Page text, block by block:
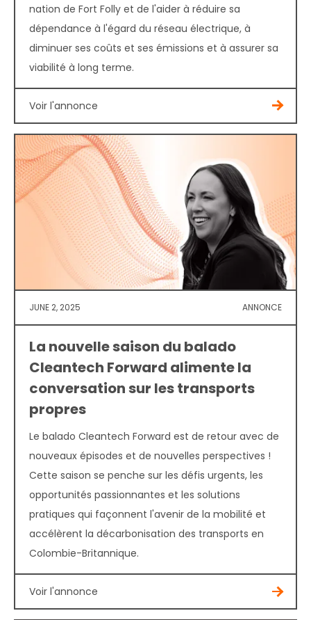
nation de Fort Folly et de l'aider à réduire sa
dépendance à l'égard du réseau électrique, à
diminuer ses coûts et ses émissions et à assurer sa
viabilité à long terme.
Voir l'annonce
ANNONCE
JUNE 2, 2025
La nouvelle saison du balado
Cleantech Forward alimente la
conversation sur les transports
propres
Le balado Cleantech Forward est de retour avec de
nouveaux épisodes et de nouvelles perspectives !
Cette saison se penche sur les défis urgents, les
opportunités passionnantes et les solutions
pratiques qui façonnent l'avenir de la mobilité et
accélèrent la décarbonisation des transports en
Colombie-Britannique.
Voir l'annonce